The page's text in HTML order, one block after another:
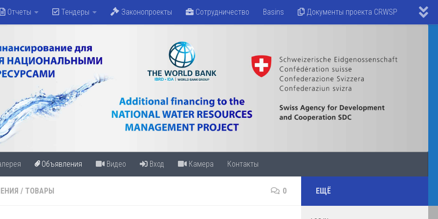
Отчеты Тендеры Законопроекты Сотрудничество Basins Документы проекта CRWSP
Объявления Видео Вход Камера Контакты
/ ТОВАРЫ 0 ЕЩЁ